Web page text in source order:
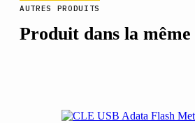
AUTRES PRODUITS
Produit dans la